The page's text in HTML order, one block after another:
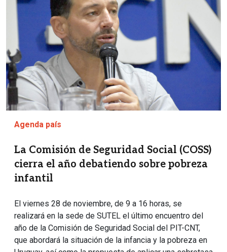
Agenda país
La Comisión de Seguridad Social (COSS)
cierra el año debatiendo sobre pobreza
infantil
El viernes 28 de noviembre, de 9 a 16 horas, se
realizará en la sede de SUTEL el último encuentro del
año de la Comisión de Seguridad Social del PIT-CNT,
que abordará la situación de la infancia y la pobreza en